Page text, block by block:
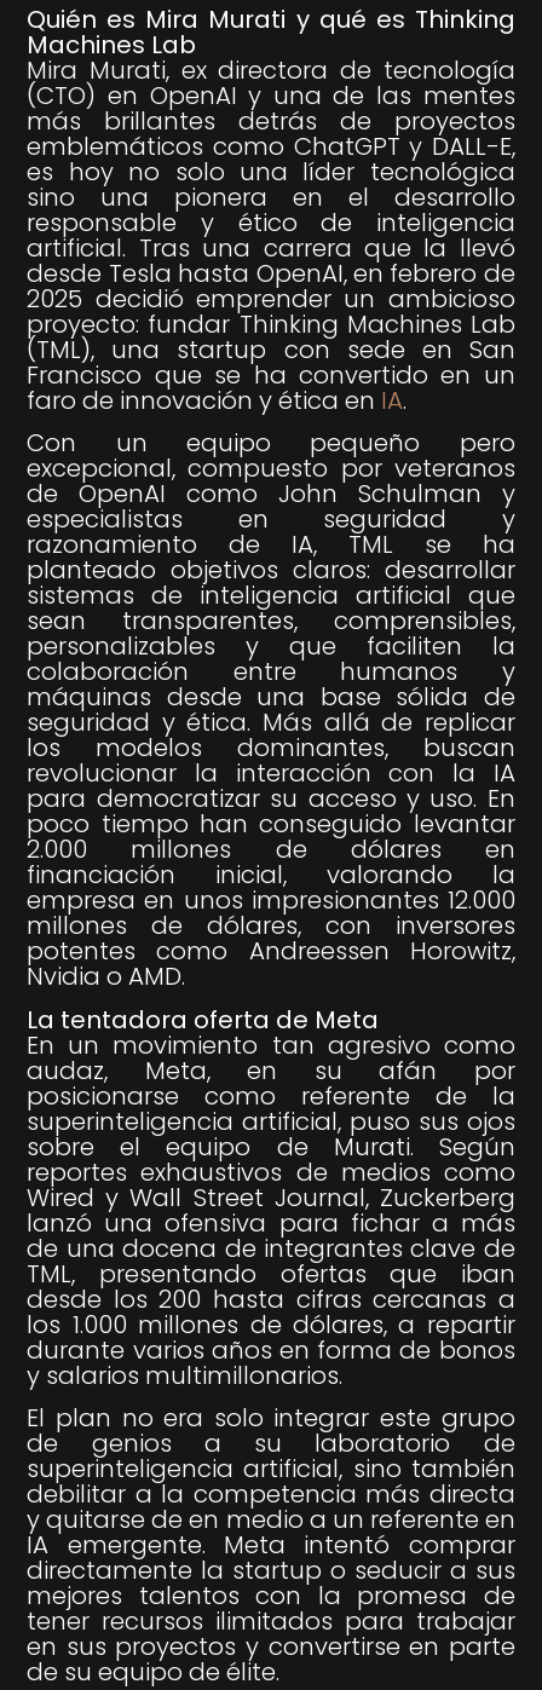
Quién es Mira Murati y qué es Thinking
Machines Lab
Mira Murati, ex directora de tecnología
(CTO) en OpenAI y una de las mentes
más brillantes detrás de proyectos
emblemáticos como ChatGPT y DALL-E,
es hoy no solo una líder tecnológica
sino una pionera en el desarrollo
responsable y ético de inteligencia
artificial. Tras una carrera que la llevó
desde Tesla hasta OpenAI, en febrero de
2025 decidió emprender un ambicioso
proyecto: fundar Thinking Machines Lab
(TML), una startup con sede en San
Francisco que se ha convertido en un
faro de innovación y ética en IA.
Con un equipo pequeño pero
excepcional, compuesto por veteranos
de OpenAI como John Schulman y
especialistas en seguridad y
razonamiento de IA, TML se ha
planteado objetivos claros: desarrollar
sistemas de inteligencia artificial que
sean transparentes, comprensibles,
personalizables y que faciliten la
colaboración entre humanos y
máquinas desde una base sólida de
seguridad y ética. Más allá de replicar
los modelos dominantes, buscan
revolucionar la interacción con la IA
para democratizar su acceso y uso. En
poco tiempo han conseguido levantar
2.000 millones de dólares en
financiación inicial, valorando la
empresa en unos impresionantes 12.000
millones de dólares, con inversores
potentes como Andreessen Horowitz,
Nvidia o AMD.
La tentadora oferta de Meta
En un movimiento tan agresivo como
audaz, Meta, en su afán por
posicionarse como referente de la
superinteligencia artificial, puso sus ojos
sobre el equipo de Murati. Según
reportes exhaustivos de medios como
Wired y Wall Street Journal, Zuckerberg
lanzó una ofensiva para fichar a más
de una docena de integrantes clave de
TML, presentando ofertas que iban
desde los 200 hasta cifras cercanas a
los 1.000 millones de dólares, a repartir
durante varios años en forma de bonos
y salarios multimillonarios.
El plan no era solo integrar este grupo
de genios a su laboratorio de
superinteligencia artificial, sino también
debilitar a la competencia más directa
y quitarse de en medio a un referente en
IA emergente. Meta intentó comprar
directamente la startup o seducir a sus
mejores talentos con la promesa de
tener recursos ilimitados para trabajar
en sus proyectos y convertirse en parte
de su equipo de élite.